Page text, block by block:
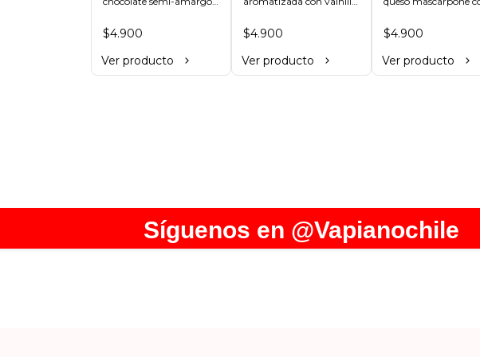
secreta de la casa.
$4.900
Ver producto
$4.900
Ver producto
café espresso, un
de licores y cacao.
$4.900
Ver producto
Síguenos en @Vapianochile